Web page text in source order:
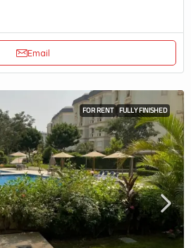
Email
FOR RENT FULLY FINISHED